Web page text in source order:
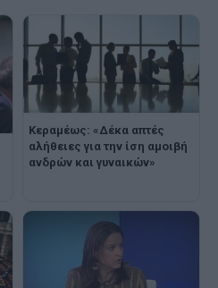
Κεραμέως: «Δέκα απτές
αλήθειες για την ίση αμοιβή
ανδρών και γυναικών»